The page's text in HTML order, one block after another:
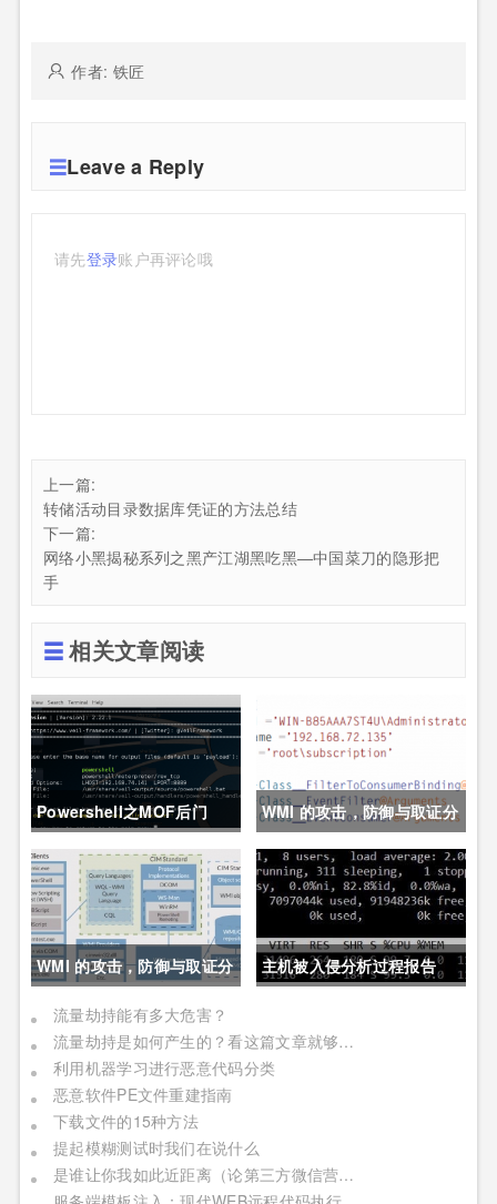
作者: 铁匠
Leave a Reply
请先登录账户再评论哦
上一篇:
转储活动目录数据库凭证的方法总结
下一篇:
网络小黑揭秘系列之黑产江湖黑吃黑—中国菜刀的隐形把
手
相关文章阅读
Powershell之MOF后门
WMI 的攻击，防御与取证分
析技术之防御篇
WMI 的攻击，防御与取证分
析技术之攻击篇
主机被入侵分析过程报告
流量劫持能有多大危害？
流量劫持是如何产生的？看这篇文章就够了！
利用机器学习进行恶意代码分类
恶意软件PE文件重建指南
下载文件的15种方法
提起模糊测试时我们在说什么
是谁让你我如此近距离（论第三方微信营销平台的安全隐患）